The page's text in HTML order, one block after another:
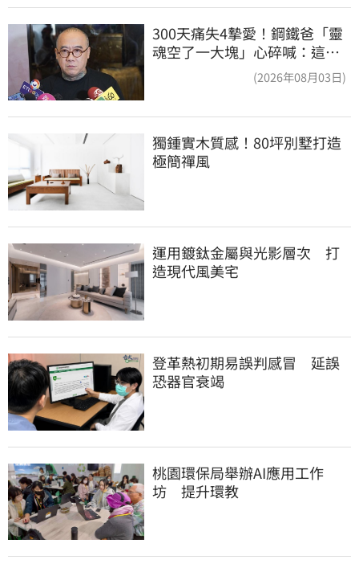
300天痛失4摯愛！鋼鐵爸「靈
魂空了一大塊」心碎喊：這輩
(2026年08月03日)
獨鍾實木質感！80坪別墅打造
極簡禪風
運用鍍鈦金屬與光影層次　打
造現代風美宅
登革熱初期易誤判感冒　延誤
恐器官衰竭
桃園環保局舉辦AI應用工作
坊　提升環教